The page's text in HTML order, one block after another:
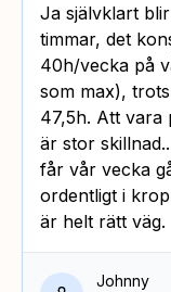
Ja självklart
timmar, det
40h/vecka på
som max),
47,5h. Att vara
är stor
får vår vecka
ordentligt i
är helt rätt väg.
Johnny